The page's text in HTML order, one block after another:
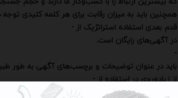
همچنین باید به میزان رقابت برای هر کلمه کلیدی توجه
قدم بعدی استفاده استراتژیک از -
در آگهی‌های رایگان است.
-
باید در عنوان توضیحات و برچسب‌های آگهی به طور
از زیاده‌روی در استفاده از -